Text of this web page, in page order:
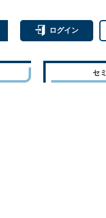
ログイン
セ